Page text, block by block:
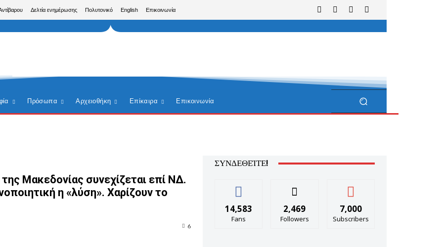
Δελτία ενημέρωσης Πολυτονικό English Επικοινωνία
Πρόσωπα Αρχειοθήκη Επίκαιρα Επικοινωνία
Μακεδονίας συνεχίζεται επί ΝΔ.
η «λύση». Χαρίζουν το
6
ΣΥΝΔΕΘΕΊΤΕ!
14,583
Fans
2,469
Followers
7,000
Subscribers